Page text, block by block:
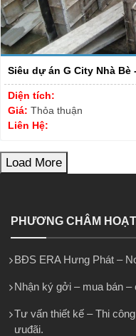
Siêu dự án G City Nhà Bè
Diện tích:
Giá: Thỏa thuận
Liên Hệ:
Load More
PHƯƠNG CHÂM
BĐS ERA Hưng Phát –
Nhận ký gởi – mua bán –
Tư vấn thiết kế – Thi
ưuđãi.